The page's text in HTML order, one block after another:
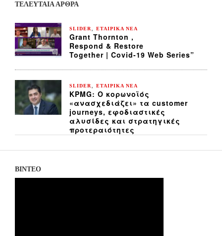
ΤΕΛΕΥΤΑΙΑ ΆΡΘΡΑ
SLIDER, ΕΤΑΙΡΙΚΑ ΝΕΑ
Grant Thornton ,
Respond & Restore
Together | Covid-19 Web Series”
SLIDER, ΕΤΑΙΡΙΚΑ ΝΕΑ
KPMG: Ο κορωνοϊός
«ανασχεδιάζει» τα customer
journeys, εφοδιαστικές
αλυσίδες και στρατηγικές
προτεραιότητες
ΒΙΝΤΕΟ